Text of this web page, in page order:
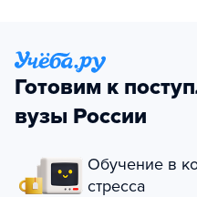
Готовим к
вузы России
Обучение в
стресса